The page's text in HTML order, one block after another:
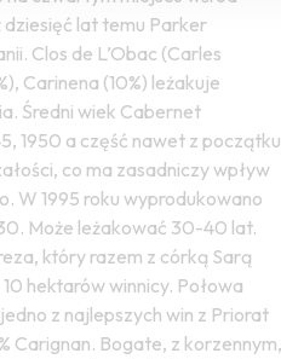
dziesięć lat temu Parker
Clos de L’Obac (Carles
Carinena (10%) leżakuje
Średni wiek Cabernet
1950 a część nawet z początku
co ma zasadniczy wpływ
W 1995 roku wyprodukowano
Może leżakować 30-40 lat.
który razem z córką Sarą
hektarów winnicy. Połowa
z najlepszych win z Priorat
Carignan. Bogate, z korzennym,